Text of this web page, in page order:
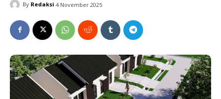
By Redaksi 4 November 2025